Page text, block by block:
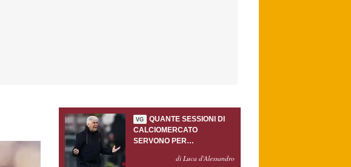
VG
QUANTE SESSIONI DI
CALCIOMERCATO
SERVONO PER
GASPERINI?di Luca d'Alessandro